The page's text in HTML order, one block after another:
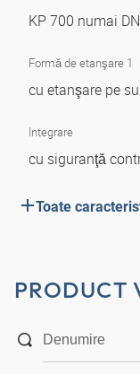
KP 700 numai
Formă de etanşare 1
cu etanşare pe
Integrare
cu siguranţă
Toate
PRODUCT